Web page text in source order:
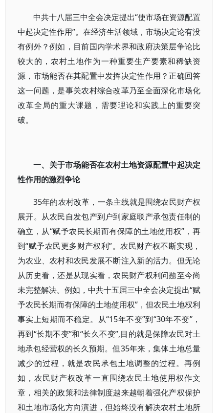
中共十八届三中全会决定提出“使市场在资源配置
中起决定性作用”。在经济生活领域，市场决定论有没
有例外？例如，目前国内学术界和政府决策层争论比
较大的，农村土地作为一种重要生产要素和稀缺资
源，市场能否在其配置中发挥决定性作用？正确回答
这一问题，是事关农村综合改革乃至全面深化市场化
改革全局的重大课题，需要理论和实践上的重要突
破。
一、关于市场能否在农村土地资源配置中起决定
性作用的激烈争论
35年的农村改革，一条主线就是围绕农民财产权
展开。从农民自发包产到户到家庭联产承包责任制的
确立，从“赋予农民长期而有保障的土地使用权”，再
到“赋予农民更多财产权利”。农民财产权不断实现，
为农业、农村和农民发展不断注入新的活力。但无论
从历史看，还是从现实看，农民财产权利问题至今尚
未完整解决。例如，中共十五届三中全会决定提出“赋
予农民长期而有保障的土地使用权”，但农民土地权利
事实上短期而不稳定。从“15年不变”到“30年不变”，
再到“长期不变”和“长久不变”,目的就是保障农民对土
地承包经营权的长久预期。但35年来，集体土地总量
减少的过程，就是农民承包土地调整的过程。再例
如，农民财产权改革一直围绕农民土地使用权作文
章，相关的政策和法律制度越来越朝着强化产权保护
和土地市场化方向演进，但始终没有解决农村土地所